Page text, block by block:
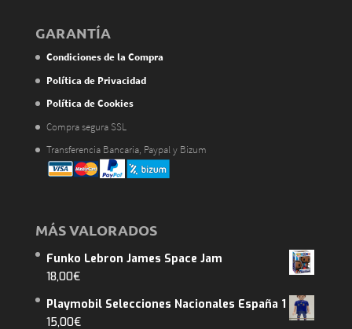
GARANTÍA
Condiciones de la Compra
Política de Privacidad
Política de Cookies
Compra segura SSL
Transferencia Bancaria, Paypal y Bizum
MÁS VALORADOS
Funko Lebron James Space Jam
18,00€
Playmobil Selecciones Nacionales España 1
15,00€